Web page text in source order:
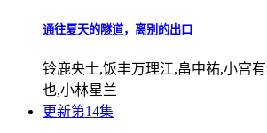
通往夏天的隧道，离别的出口
铃鹿央士,饭丰万理江,畠中祐,小宫
也,小林星兰
更新第14集